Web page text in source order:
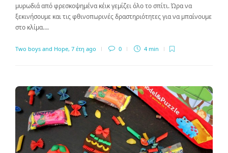
μυρωδιά από φρεσκοψημένα κέικ γεμίζει όλο το σπίτι. Ώρα να
ξεκινήσουμε και τις φθινοπωρινές δραστηριότητες για να μπαίνουμε
στο κλίμα….
Two boys and Hope, 7 έτη ago 0 4 min